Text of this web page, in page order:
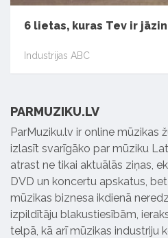
6 lietas, kuras Tev ir
Industrijas ABC
PARMUZIKU.LV
ParMuziku.lv ir online mūzikas
izlasīt svarīgāko par mūziku
atrast ne tikai aktuālās ziņas,
DVD un koncertu apskatus,
mūzikas biznesa ikdienā
izpildītāju blakustiesībām,
telpā, kā arī mūzikas industriju